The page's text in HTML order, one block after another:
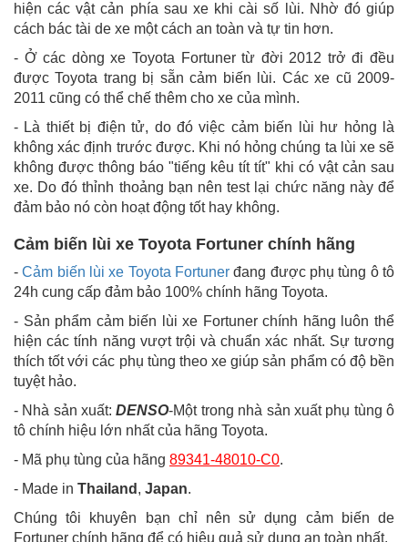
hiện các vật cản phía sau xe khi cài số lùi. Nhờ đó giúp
cách bác tài de xe một cách an toàn và tự tin hơn.
- Ở các dòng xe Toyota Fortuner từ đời 2012 trở đi đều
được Toyota trang bị sẵn cảm biến lùi. Các xe cũ 2009-
2011 cũng có thể chế thêm cho xe của mình.
- Là thiết bị điện tử, do đó việc cảm biến lùi hư hỏng là
không xác định trước được. Khi nó hỏng chúng ta lùi xe sẽ
không được thông báo "tiếng kêu tít tít" khi có vật cản sau
xe. Do đó thỉnh thoảng bạn nên test lại chức năng này để
đảm bảo nó còn hoạt động tốt hay không.
Cảm biến lùi xe Toyota Fortuner chính hãng
-Cảm biến lùi xe Toyota Fortuner đang được phụ tùng ô tô
24h cung cấp đảm bảo 100% chính hãng Toyota.
- Sản phẩm cảm biến lùi xe Fortuner chính hãng luôn thể
hiện các tính năng vượt trội và chuẩn xác nhất. Sự tương
thích tốt với các phụ tùng theo xe giúp sản phẩm có độ bền
tuyệt hảo.
- Nhà sản xuất:DENSO-Một trong nhà sản xuất phụ tùng ô
tô chính hiệu lớn nhất của hãng Toyota.
- Mã phụ tùng của hãng 89341-48010-C0.
- Made in Thailand , Japan.
Chúng tôi khuyên bạn chỉ nên sử dụng cảm biến de
Fortuner chính hãng để có hiệu quả sử dụng an toàn nhất.